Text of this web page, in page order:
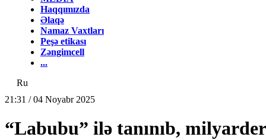
Haqqımızda
Əlaqə
Namaz Vaxtları
Peşə etikası
Zəngimcell
...
Ru
21:31 / 04 Noyabr 2025
“Labubu” ilə tanınıb,